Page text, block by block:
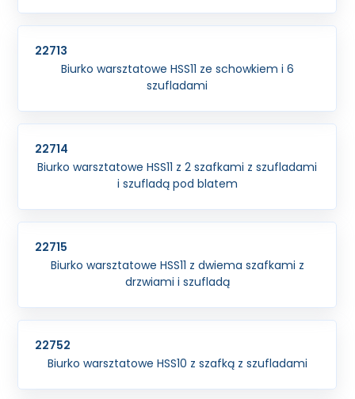
22713
Biurko warsztatowe HSS11 ze schowkiem i 6
szufladami
22714
Biurko warsztatowe HSS11 z 2 szafkami z szufladami
i szufladą pod blatem
22715
Biurko warsztatowe HSS11 z dwiema szafkami z
drzwiami i szufladą
22752
Biurko warsztatowe HSS10 z szafką z szufladami